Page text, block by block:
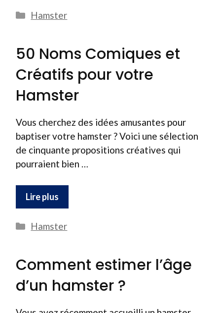
Catégories
Hamster
50 Noms Comiques et
Créatifs pour votre
Hamster
Vous cherchez des idées amusantes pour
baptiser votre hamster ? Voici une sélection
de cinquante propositions créatives qui
pourraient bien …
Lire plus
Catégories
Hamster
Comment estimer l’âge
d’un hamster ?